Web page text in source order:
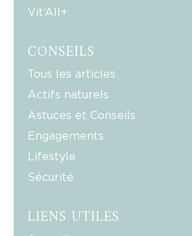
Vit’All+
CONSEILS
Tous les articles
Actifs naturels
Astuces et Conseils
Engagements
Lifestyle
Sécurité
LIENS UTILES